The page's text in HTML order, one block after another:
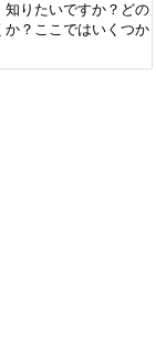
知りたいですか？どの
か？ここではいくつか